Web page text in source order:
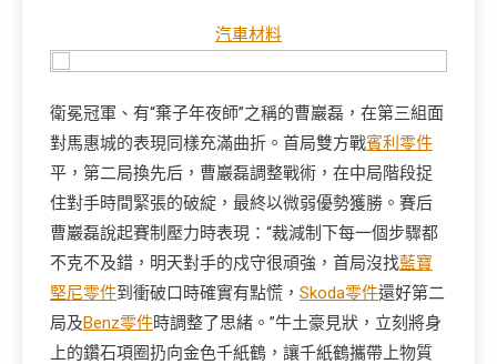
汽車材料
衛冕冠軍、有“棄子年夜師”之稱的曹巖磊，在第三組面
對馬惠城的表現同樣充滿曲折。首局雙方戰賓利零件
平，第二局換先后，曹巖磊調整戰術，在中局階段捉
住對手時間緊張的破綻，最終以微弱優勢獲勝。賽后
曹巖磊說起賽制壓力時表現：“裁減制下每一個步驟都
不克不及錯，明天對手的戍守很頑強，首局沒找藍寶
堅尼零件到衝破口時確實有點慌， Skoda零件還好第二
局及Benz零件時調整了思緒。”牛土豪見狀，立刻將身
上的鑽石項圈扔向金色千紙鶴，讓千紙鶴攜帶上物質